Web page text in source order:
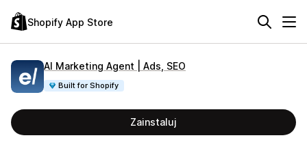
Shopify App Store
AI Marketing Agent | Ads, SEO
Built for Shopify
Zainstaluj